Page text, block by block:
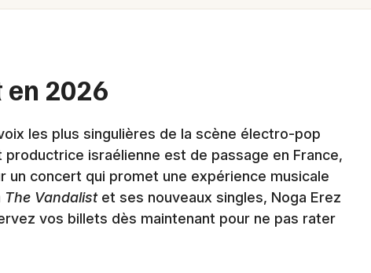
Sorties famille
Expos
Sorties & loisirs
Mulhouse
Nice
Paris
Strasbourg
Toulouse
en 2026
les plus singulières de la scène électro-pop
israélienne est de passage en France,
un concert qui promet une expérience musicale
The Vandalistet ses nouveaux singles, Noga Erez
vos billets dès maintenant pour ne pas rater